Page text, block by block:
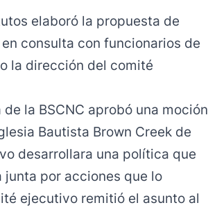
elaboró la propuesta de
consulta con funcionarios de
la dirección del comité
la BSCNC aprobó una moción
Bautista Brown Creek de
desarrollara una política que
por acciones que lo
ejecutivo remitió el asunto al